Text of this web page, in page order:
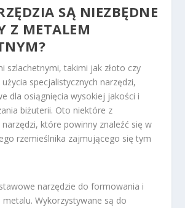
SĄ NIEZBĘDNE
Z METALEM
szlachetnymi, takimi jak złoto czy
specjalistycznych narzędzi,
dla osiągnięcia wysokiej jakości i
biżuterii. Oto niektóre z
które powinny znaleźć się w
rzemieślnika zajmującego się tym
narzędzie do formowania i
metalu. Wykorzystywane są do